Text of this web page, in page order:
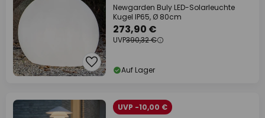
Newgarden Buly LED-Solarleuchte
Kugel IP65, Ø 80cm
273,90 €
UVP390,32 €
Auf Lager
UVP -10,00 €